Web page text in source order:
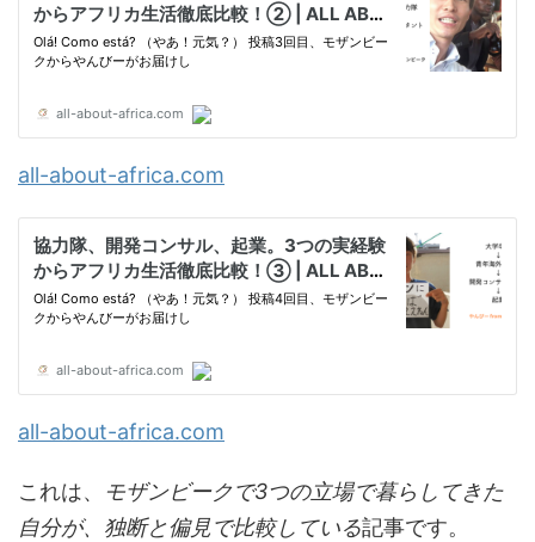
all-about-africa.com
all-about-africa.com
これは、 モザンビークで3つの立場で暮らしてきた
自分が、独断と偏見で比較している記事です。